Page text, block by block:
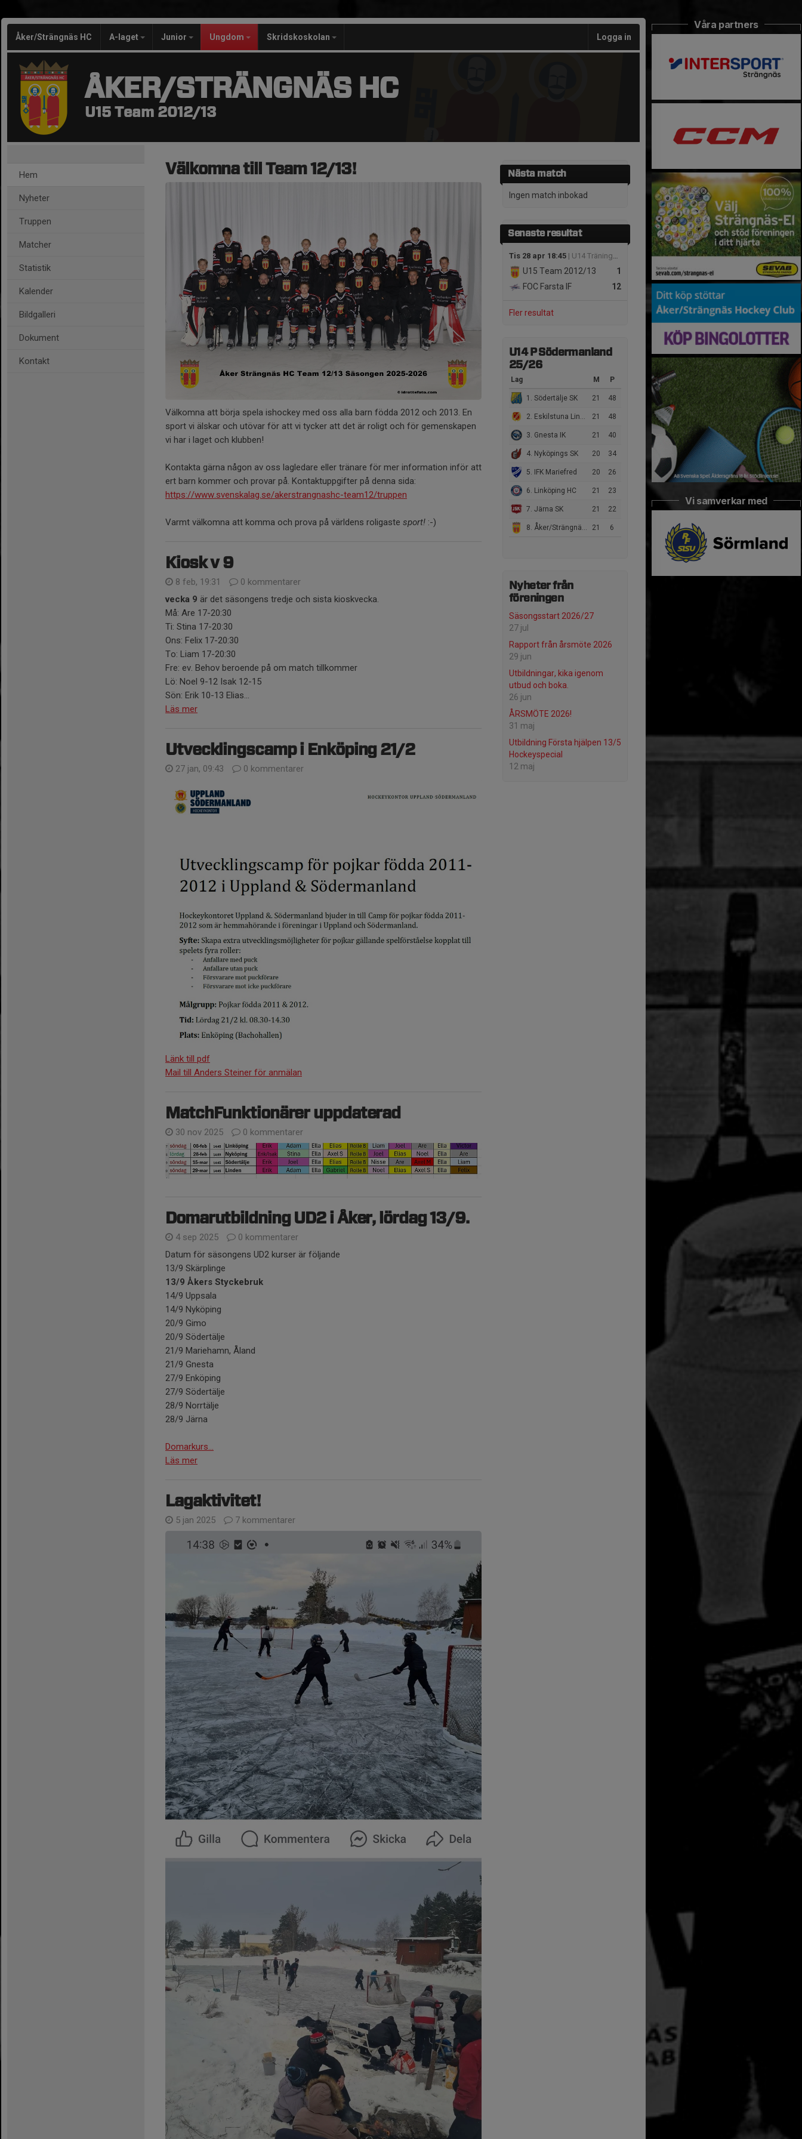
Åker/Strängnäs HC A-laget Junior Ungdom Skridskoskolan Logga in
ÅKER/STRÄNGNÄS HC
U15 Team 2012/13
Hem
Nyheter
Truppen
Matcher
Statistik
Kalender
Bildgalleri
Dokument
Kontakt
Nästa match
Ingen match inbokad
Senaste resultat
Tis 28 apr 18:45 | U14 Träningsmatcher
1
U15 Team 2012/13
12
FOC Farsta IF
Fler resultat
U14 P Södermanland
25/26
Lag M P
1. Södertälje SK 21 48
2. Eskilstuna Linden Hockey 21 48
3. Gnesta IK 21 40
4. Nyköpings SK 20 34
5. IFK Mariefred 20 26
6. Linköping HC 21 23
7. Järna SK 21 22
8. Åker/Strängnäs HC 21 6
Nyheter från
föreningen
Säsongsstart 2026/27
27 jul
Rapport från årsmöte 2026
29 jun
Utbildningar, kika igenom
utbud och boka.
26 jun
ÅRSMÖTE 2026!
31 maj
Utbildning Första hjälpen 13/5
Hockeyspecial
12 maj
Välkomna till Team 12/13!
Välkomna att börja spela ishockey med oss alla barn födda 2012 och 2013. En
sport vi älskar och utövar för att vi tycker att det är roligt och för gemenskapen
vi har i laget och klubben!
Kontakta gärna någon av oss lagledare eller tränare för mer information inför att
ert barn kommer och provar på. Kontaktuppgifter på denna sida:
https://www.svenskalag.se/akerstrangnashc-team12/truppen
Varmt välkomna att komma och prova på världens roligaste sport! :-)
Kiosk v 9
8 feb, 19:31
0 kommentarer
vecka 9 är det säsongens tredje och sista kioskvecka.
Må: Are 17-20:30
Ti: Stina 17-20:30
Ons: Felix 17-20:30
To: Liam 17-20:30
Fre: ev. Behov beroende på om match tillkommer
Lö: Noel 9-12 Isak 12-15
Sön: Erik 10-13 Elias...
Läs mer
Utvecklingscamp i Enköping 21/2
27 jan, 09:43 0 kommentarer
Länk till pdf
Mail till Anders Steiner för anmälan
MatchFunktionärer uppdaterad
30 nov 2025 0 kommentarer
Domarutbildning UD2 i Åker, lördag 13/9.
4 sep 2025
0 kommentarer
Datum för säsongens UD2 kurser är följande
13/9 Skärplinge
13/9 Åkers Styckebruk
14/9 Uppsala
14/9 Nyköping
20/9 Gimo
20/9 Södertälje
21/9 Mariehamn, Åland
21/9 Gnesta
27/9 Enköping
27/9 Södertälje
28/9 Norrtälje
28/9 Järna
Domarkurs...
Läs mer
Lagaktivitet!
5 jan 2025 7 kommentarer
Våra partners
Vi samverkar med